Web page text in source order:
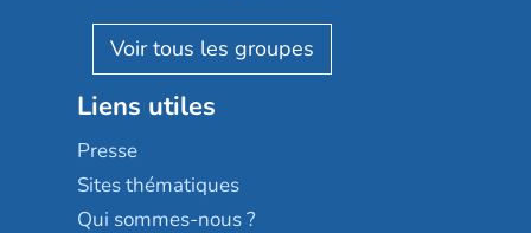
Reseda
Stella management
Les villages d'or
Sérénys
Résidences services Villa Médicis
Résidalya
Groupe aplus
AGE D'OR Services
Liens utiles
Presse
Sites thématiques
Qui sommes-nous ?